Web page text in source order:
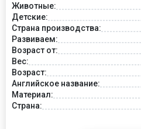
Животные:
Детские:
Страна производства:
Развиваем:
Возраст от:
Вес:
Возраст:
Английское название:
Материал:
Страна: